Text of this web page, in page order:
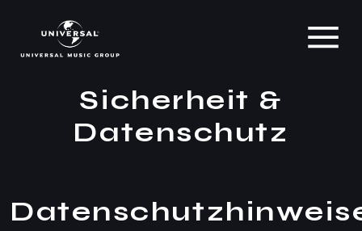
Sicherheit &
Datenschutz